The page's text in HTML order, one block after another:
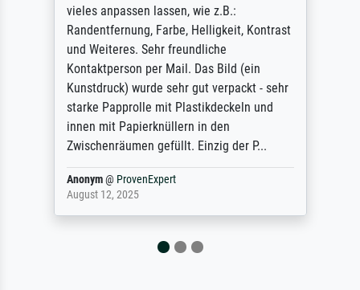
Annunciation by Fra Angelico from a very
large and popular American "art/poster"
site advertising giclee print quality. The
quality for a large print was atrocious. They
refunded me when I sent pictures of the
blurry print vs. a Wikipedia commons
representation. They stated they couldn't
do ...
Anonym@ProvenExpert
December 4, 2025